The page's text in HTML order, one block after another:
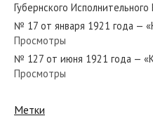
№ 269 от ноября 1929 года
Губернского
№ 17 от января 1921 года —
Просмотры
№ 127 от июня 1921 года —
Просмотры
Метки